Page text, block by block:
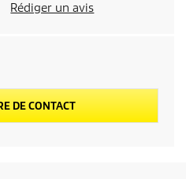
Rédiger un avis
DE CONTACT